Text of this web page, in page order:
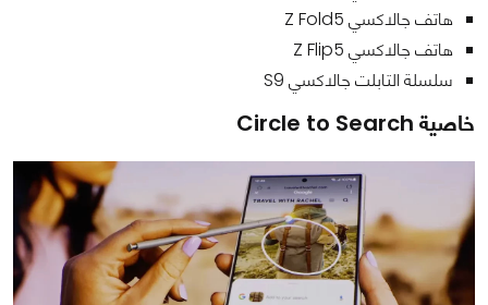
هاتف جالاكسي Z Fold5
هاتف جالاكسي Z Flip5
سلسلة التابلت جالاكسي S9
خاصية Circle to Search